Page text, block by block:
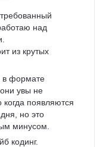
над
из крутых
в формате
увы не
когда появляются
но это
минусом.
кодинг.